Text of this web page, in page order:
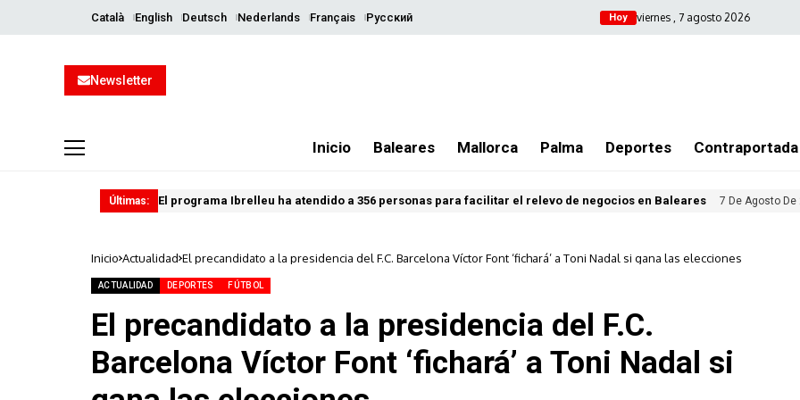
Català English Deutsch Nederlands Français Русский Hoy viernes , 7 agosto 2026
Newsletter
Inicio Baleares Mallorca Palma Deportes Contraportada
Últimas: El programa Ibrelleu ha atendido a 356 personas para facilitar el relevo de negocios en Baleares 7 De Agosto De
Inicio Actualidad El precandidato a la presidencia del F.C. Barcelona Víctor Font ‘fichará’ a Toni Nadal si gana las elecciones
ACTUALIDAD DEPORTES FÚTBOL
El precandidato a la presidencia del F.C.
Barcelona Víctor Font ‘fichará’ a Toni Nadal si